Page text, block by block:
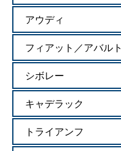
アウディ
フィアット／アバルト
シボレー
キャデラック
トライアンフ